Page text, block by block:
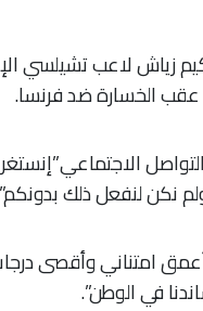
زياش لاعب تشيلسي
الخسارة ضد فرنسا.
نكن لنفعل ذلك
أعمق امتناني وأقصى
في الوطن”.